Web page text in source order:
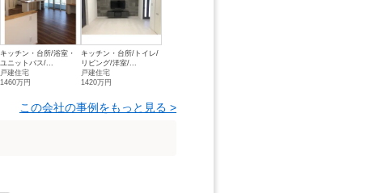
キッチン・台所/浴室・
ユニットバス/...
戸建住宅
1460万円
キッチン・台所/トイレ/
リビング/洋室/...
戸建住宅
1420万円
この会社の事例をもっと見る >